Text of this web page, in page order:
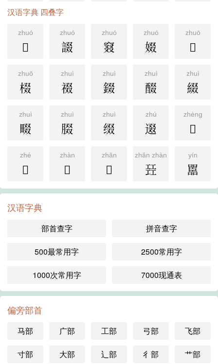
汉语字典 四叠字
zhuó
𨺝
zhuó
諁
zhuó
窡
zhuó
娺
zhuō
𠭴
zhuō
棳
zhuì
䄌
zhuì
錣
zhuì
醊
zhuì
綴
zhuì
畷
zhuì
腏
zhuì
缀
zhú
逫
zhèng
𠔻
zhé
𪚥
zhàn
𧝑
zhǎn
𥴐
zhǎn zhàn
㠭
yín
嚚
汉语字典
部首查字 拼音查字
500最常用字 2500常用字
1000次常用字 7000现通表
偏旁部首
马部 广部 工部 弓部 飞部
寸部 大部 辶部 彳部 艹部